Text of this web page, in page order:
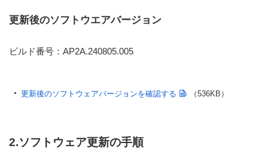
更新後のソフトウエアバージョン
ビルド番号：AP2A.240805.005
更新後のソフトウェアバージョンを確認する （536KB）
2.ソフトウェア更新の手順